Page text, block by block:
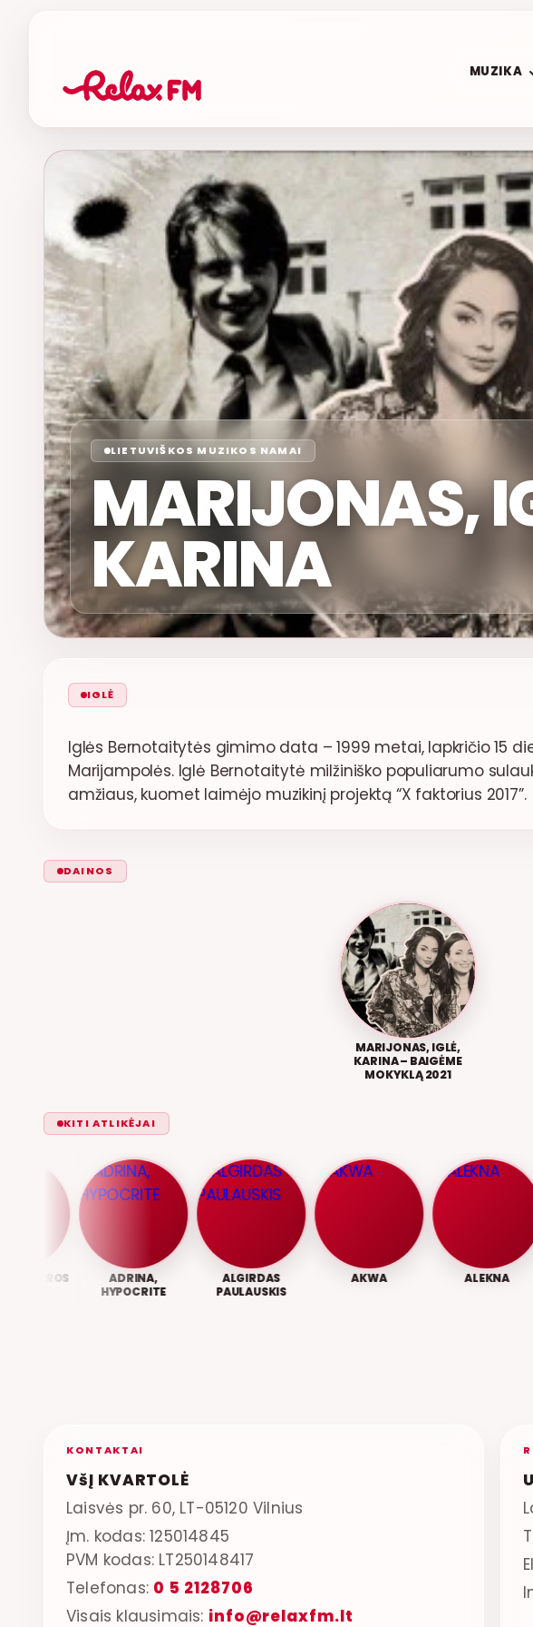
MUZIKA
LIETUVIŠKOS MUZIKOS NAMAI
MARIJONAS,
KARINA
IGLĖ
Iglės Bernotaitytės gimimo data – 1999 metai, lapkričio 15
Marijampolės. Iglė Bernotaitytė milžiniško populiarumo
amžiaus, kuomet laimėjo muzikinį projektą “X faktorius 2017”.
DAINOS
MARIJONAS, IGLĖ,
KARINA – BAIGĖME
MOKYKLĄ 2021
KITI ATLIKĖJAI
ADRINA,
HYPOCRITE
ALGIRDAS
PAULAUSKIS
AKWA ALEKNA
KONTAKTAI
VšĮ KVARTOLĖ
Laisvės pr. 60, LT-05120 Vilnius
Įm. kodas: 125014845
PVM kodas: LT250148417
Telefonas: 0 5 2128706
Visais klausimais: info@relaxfm.lt